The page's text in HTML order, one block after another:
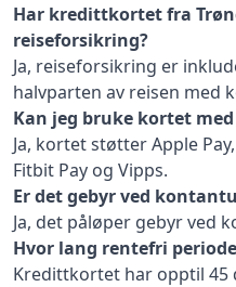
Har kredittkortet fra
reiseforsikring?
Ja, reiseforsikring er
halvparten av reisen med
Kan jeg bruke kortet
Ja, kortet støtter Apple
Fitbit Pay og Vipps.
Er det gebyr ved
Ja, det påløper gebyr ved
Hvor lang rentefri
Kredittkortet har opptil